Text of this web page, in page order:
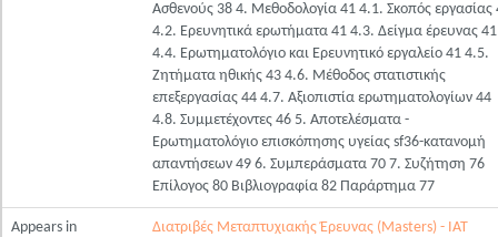
Ασθενούς 38 4. Μεθοδολογία 41 4.1. Σκοπός εργασίας
4.2. Ερευνητικά ερωτήματα 41 4.3. Δείγμα έρευνας 41
4.4. Ερωτηματολόγιο και Ερευνητικό εργαλείο 41 4.5.
Ζητήματα ηθικής 43 4.6. Μέθοδος στατιστικής
επεξεργασίας 44 4.7. Αξιοπιστία ερωτηματολογίων 44
4.8. Συμμετέχοντες 46 5. Αποτελέσματα -
Ερωτηματολόγιο επισκόπησης υγείας sf36-κατανομή
απαντήσεων 49 6. Συμπεράσματα 70 7. Συζήτηση 76
Επίλογος 80 Βιβλιογραφία 82 Παράρτημα 77
Appears in
Διατριβές Μεταπτυχιακής Έρευνας (Masters) - ΙΑΤ